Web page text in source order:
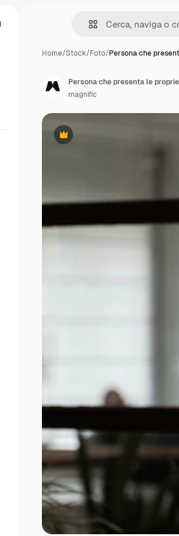
Home/Stock/Foto/Persona che
Premium
Persona che presenta le
magnific